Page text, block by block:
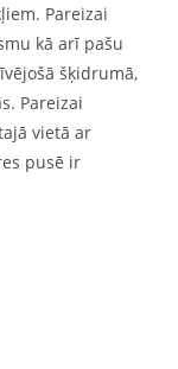
Pareizai
kā arī pašu
šķidrumā,
Pareizai
vietā ar
pusē ir